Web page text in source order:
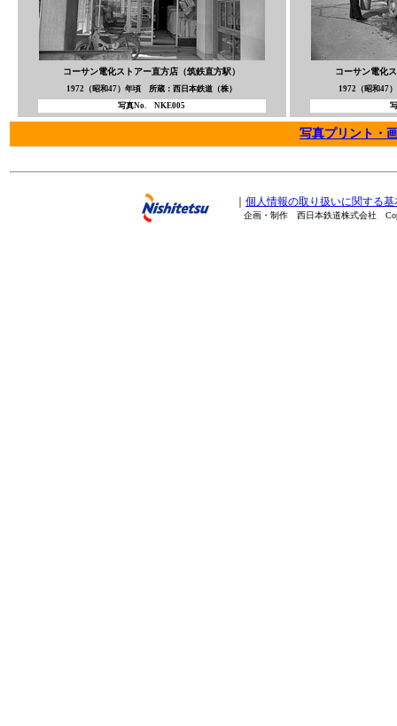
コーサン電化ストアー直方店（筑鉄直方駅）
1972（昭和47）年頃 所蔵：西日本鉄道（株）
写真No. NKE005
コーサン電化
1972（昭和47
写真プリント・
個人情報の取り扱いに関する基
企画・制作 西日本鉄道株式会社